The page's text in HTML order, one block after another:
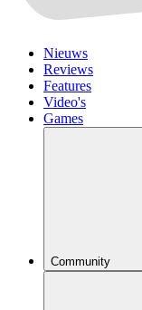
Nieuws
Reviews
Features
Video's
Games
Community